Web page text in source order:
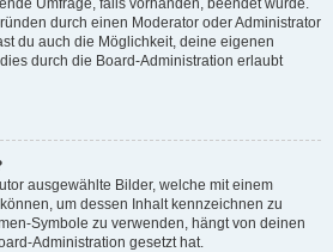
Umfrage, falls vorhanden, beendet wurde.
durch einen Moderator oder Administrator
du auch die Möglichkeit, deine eigenen
durch die Board-Administration erlaubt
ausgewählte Bilder, welche mit einem
um dessen Inhalt kennzeichnen zu
Symbole zu verwenden, hängt von deinen
Administration gesetzt hat.